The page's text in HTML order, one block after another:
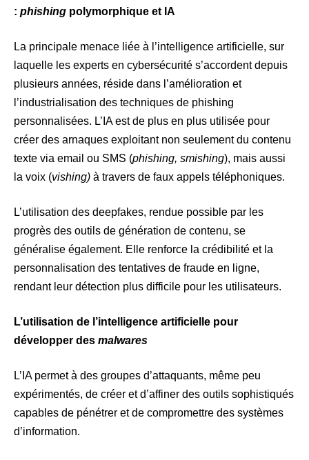
: phishing polymorphique et IA
La principale menace liée à l’intelligence artificielle, sur
laquelle les experts en cybersécurité s’accordent depuis
plusieurs années, réside dans l’amélioration et
l’industrialisation des techniques de phishing
personnalisées. L’IA est de plus en plus utilisée pour
créer des arnaques exploitant non seulement du contenu
texte via email ou SMS (phishing, smishing), mais aussi
la voix (vishing) à travers de faux appels téléphoniques.
L’utilisation des deepfakes, rendue possible par les
progrès des outils de génération de contenu, se
généralise également. Elle renforce la crédibilité et la
personnalisation des tentatives de fraude en ligne,
rendant leur détection plus difficile pour les utilisateurs.
L’utilisation de l’intelligence artificielle pour
développer des malwares
L’IA permet à des groupes d’attaquants, même peu
expérimentés, de créer et d’affiner des outils sophistiqués
capables de pénétrer et de compromettre des systèmes
d’information.